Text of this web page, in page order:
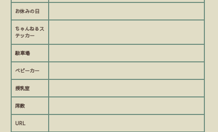
お休みの日
ちゃんねるス
テッカー
駐車場
ベビーカー
授乳室
席数
URL